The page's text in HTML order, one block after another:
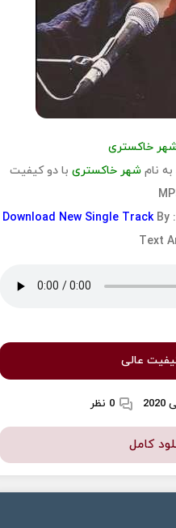
خاکستری
به نام شهر خاکستری با دو کیفیت
Download New Single Track By :
Text
عالی
0 نظر
کامل